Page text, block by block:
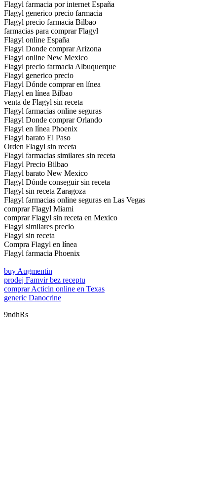
Flagyl farmacia por internet España
Flagyl generico precio farmacia
Flagyl precio farmacia Bilbao
farmacias para comprar Flagyl
Flagyl online España
Flagyl Donde comprar Arizona
Flagyl online New Mexico
Flagyl precio farmacia Albuquerque
Flagyl generico precio
Flagyl Dónde comprar en línea
Flagyl en línea Bilbao
venta de Flagyl sin receta
Flagyl farmacias online seguras
Flagyl Donde comprar Orlando
Flagyl en línea Phoenix
Flagyl barato El Paso
Orden Flagyl sin receta
Flagyl farmacias similares sin receta
Flagyl Precio Bilbao
Flagyl barato New Mexico
Flagyl Dónde conseguir sin receta
Flagyl sin receta Zaragoza
Flagyl farmacias online seguras en Las Vegas
comprar Flagyl Miami
comprar Flagyl sin receta en Mexico
Flagyl similares precio
Flagyl sin receta
Compra Flagyl en línea
Flagyl farmacia Phoenix
buy Augmentin
prodej Famvir bez receptu
comprar Acticin online en Texas
generic Danocrine
9ndhRs